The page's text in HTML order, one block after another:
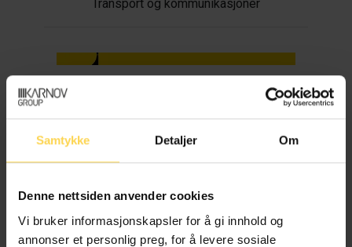
Samtykke Detaljer Om
Denne nettsiden anvender cookies
Vi bruker informasjonskapsler for å gi innhold og
annonser et personlig preg, for å levere sosiale
Transport og kommunikasjoner
Familie-, person- og barnerett
Markaloven